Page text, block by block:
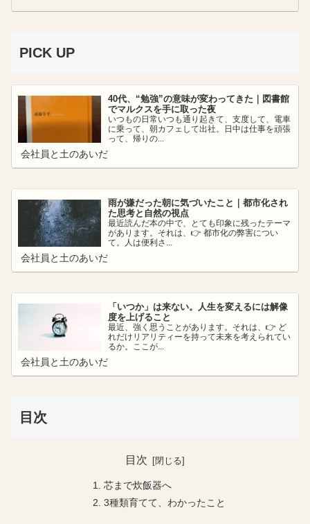
PICK UP
40代、“勉強”の意味が変わってきた｜図書館
でマルクスを手に取った夜
いつもの日常いつも通り起きて、支度して、電車
に乗って、朝カフェして出社。日中は仕事を頑張
って、帰りの...
会社員と土のあいだ
雨が嫌だった朝に気づいたこと｜都市化され
た思考と自然の視点
最近読んだ本の中で、とても印象に残ったテーマ
があります。それは、👉 都市化の弊害につい
て。人は便利さ...
会社員と土のあいだ
「いつか」は来ない。人生を変えるには解像
度を上げること
最近、強く思うことがあります。それは、👉 ど
れだけリアリティーを持って未来を考えられてい
るか。ここが...
会社員と土のあいだ
目次
目次
芯まで炊飯器へ
3種類育てて、わかったこと